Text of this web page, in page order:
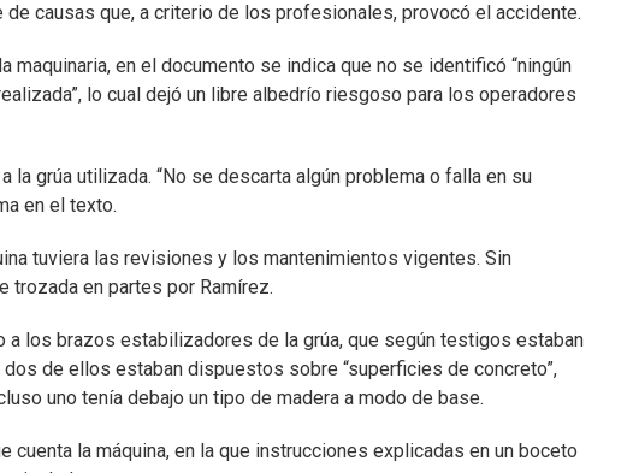
causas que, a criterio de los profesionales, provocó el accidente.
maquinaria, en el documento se indica que no se identificó “ningún
lo cual dejó un libre albedrío riesgoso para los operadores
grúa utilizada. “No se descarta algún problema o falla en su
en el texto.
tuviera las revisiones y los mantenimientos vigentes. Sin
trozada en partes por Ramírez.
los brazos estabilizadores de la grúa, que según testigos estaban
de ellos estaban dispuestos sobre “superficies de concreto”,
uno tenía debajo un tipo de madera a modo de base.
la máquina, en la que instrucciones explicadas en un boceto